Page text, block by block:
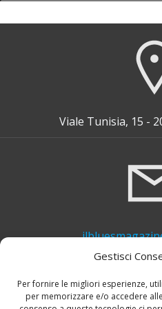
Gestisci
Per fornire le migliori esperienze,
per memorizzare e/o accedere
Viale Tunisia, 15 -